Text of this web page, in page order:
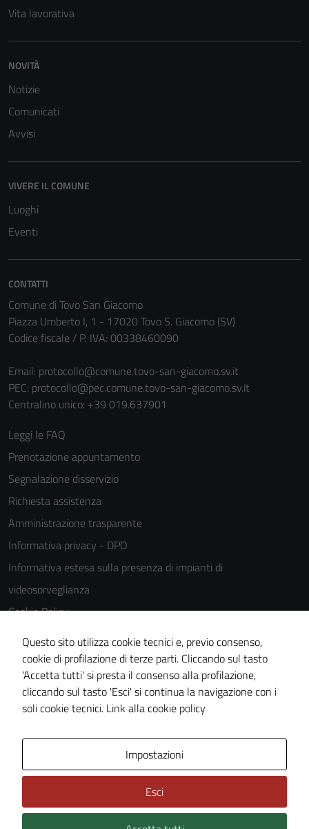
Vita lavorativa
NOVITÀ
Notizie
Comunicati
Avvisi
VIVERE IL COMUNE
Luoghi
Eventi
CONTATTI
Comune di Tovo San Giacomo
Piazza Umberto I, 1 - 17020 Tovo S. Giacomo (SV)
Codice fiscale / P. IVA: 00338460090
Email: protocollo@comune.tovo-san-giacomo.sv.it
PEC: protocollo@pec.comune.tovo-san-giacomo.sv.it
Centralino unico: +39 019.637901
Leggi le FAQ
Prenotazione appuntamento
Segnalazione disservizio
Richiesta assistenza
Amministrazione trasparente
Informativa privacy - DPO
Informativa estesa sulla presenza di impianti di
videosorveglianza
Cookie Policy
Note legali
Dichiarazione di accessibilità
Piano di miglioramento del sito
Statistiche sito web
Questo sito utilizza cookie tecnici e, previo consenso,
cookie di profilazione di terze parti. Cliccando sul tasto
'Accetta tutti' si presta il consenso alla profilazione,
cliccando sul tasto 'Esci' si continua la navigazione con i
soli cookie tecnici. Link alla cookie policy
Impostazioni
Esci